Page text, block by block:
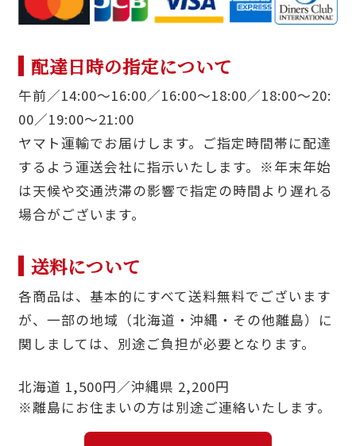
配達日時の指定について
午前／14:00〜16:00／16:00〜18:00／18:00〜20:
00／19:00〜21:00
ヤマト運輸でお届けします。ご指定時間帯に配達
するよう運送会社に指示いたします。※年末年始
は天候や交通渋滞の影響で指定の時間より遅れる
場合がございます。
送料について
各商品は、基本的にすべて送料無料でございます
が、一部の地域（北海道・沖縄・その他離島）に
関しましては、別途ご負担が必要となります。
北海道 1,500円／沖縄県 2,200円
※離島にお住まいの方は別途ご連絡いたします。